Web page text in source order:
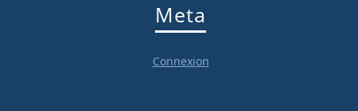
Meta
Connexion